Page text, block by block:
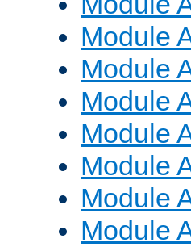
Module
Module
Module
Module
Module
Module
Module